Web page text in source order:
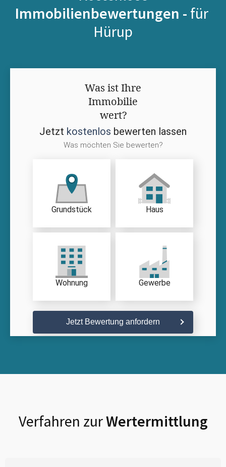
Immobilienbewertungen - für
Hürup
Was ist Ihre
Immobilie
wert?
Jetzt kostenlos bewerten lassen
Was möchten Sie bewerten?
Grundstück Haus
Wohnung Gewerbe
Jetzt Bewertung anfordern
Verfahren zurWertermittlung